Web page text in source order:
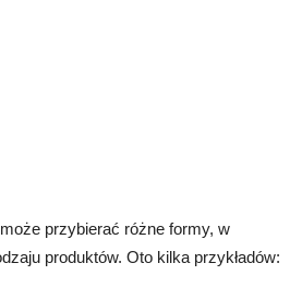
przybierać różne formy, w
produktów. Oto kilka przykładów: